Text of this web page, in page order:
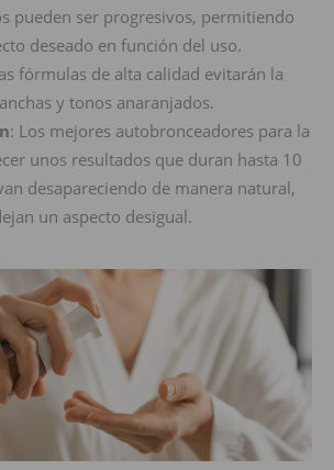
pueden ser progresivos, permitiendo
deseado en función del uso.
fórmulas de alta calidad evitarán la
y tonos anaranjados.
: Los mejores autobronceadores para la
unos resultados que duran hasta 10
desapareciendo de manera natural,
un aspecto desigual.